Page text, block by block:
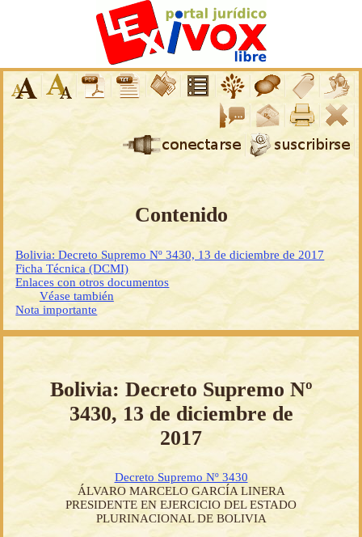
Contenido
Bolivia: Decreto Supremo Nº 3430, 13 de diciembre de 2017
Ficha Técnica (DCMI)
Enlaces con otros documentos
Véase también
Nota importante
Bolivia: Decreto Supremo Nº
3430, 13 de diciembre de
2017
Decreto Supremo Nº 3430
ÁLVARO MARCELO GARCÍA LINERA
PRESIDENTE EN EJERCICIO DEL ESTADO
PLURINACIONAL DE BOLIVIA